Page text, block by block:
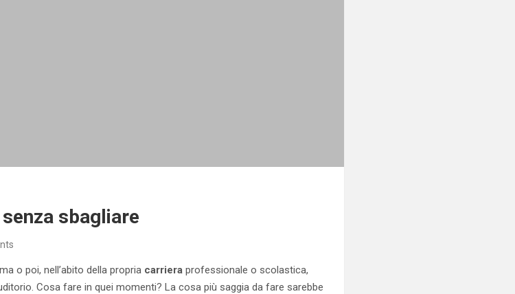
sbagliare
o poi, nell’abito della propria carriera professionale o scolastica,
Cosa fare in quei momenti? La cosa più saggia da fare sarebbe